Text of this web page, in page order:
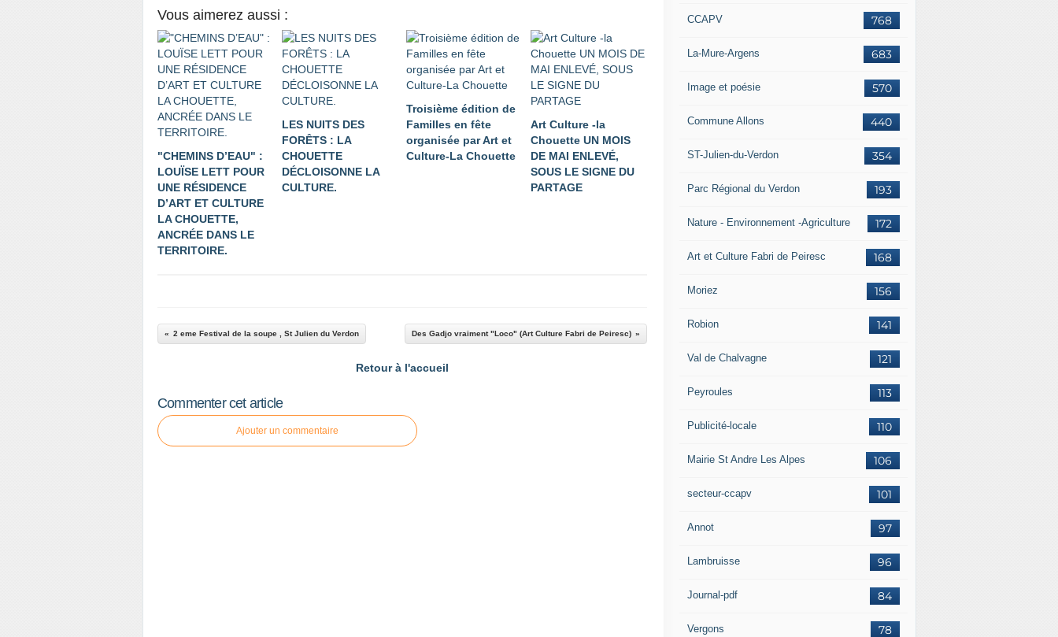
Vous aimerez aussi :
"CHEMINS D’EAU" :
LOUÏSE LETT POUR
UNE RÉSIDENCE
D’ART ET CULTURE
LA CHOUETTE,
ANCRÉE DANS LE
TERRITOIRE.
LES NUITS DES
FORÊTS : LA
CHOUETTE
DÉCLOISONNE LA
CULTURE.
Troisième édition de
Familles en fête
organisée par Art et
Culture-La Chouette
Art Culture -la
Chouette UN MOIS
DE MAI ENLEVÉ,
SOUS LE SIGNE DU
PARTAGE
2 eme Festival de la soupe , St Julien du Verdon Des Gadjo vraiment "Loco" (Art Culture Fabri de Peiresc)
Retour à l'accueil
Commenter cet article
Ajouter un commentaire
768
CCAPV
683
La-Mure-Argens
570
Image et poésie
440
Commune Allons
354
ST-Julien-du-Verdon
193
Parc Régional du Verdon
172
Nature - Environnement -Agriculture
168
Art et Culture Fabri de Peiresc
156
Moriez
141
Robion
121
Val de Chalvagne
113
Peyroules
110
Publicité-locale
106
Mairie St Andre Les Alpes
101
secteur-ccapv
97
Annot
96
Lambruisse
84
Journal-pdf
78
Vergons